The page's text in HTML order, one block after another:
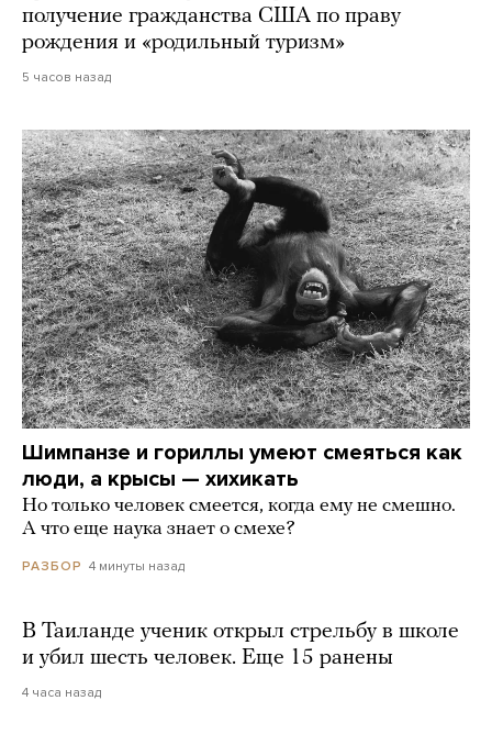
получение гражданства США по праву
рождения и «родильный туризм»
5 часов назад
Шимпанзе и гориллы умеют смеяться как
люди, а крысы — хихикать
Но только человек смеется, когда ему не смешно.
А что еще наука знает о смехе?
РАЗБОР 4 минуты назад
В Таиланде ученик открыл стрельбу в школе
и убил шесть человек. Еще 15 ранены
4 часа назад